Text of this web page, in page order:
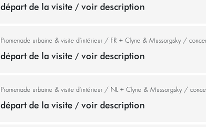
départ de la visite / voir description
Promenade urbaine & visite d’intérieur / FR + Clyne & Mussorgsky /
départ de la visite / voir description
Promenade urbaine & visite d’intérieur / NL + Clyne & Mussorgsky /
départ de la visite / voir description